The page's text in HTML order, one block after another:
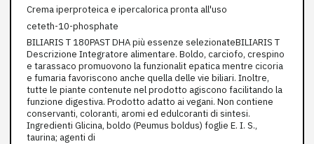
Crema iperproteica e ipercalorica pronta all'uso
ceteth-10-phosphate
BILIARIS T 180PAST DHA più essenze selezionateBILIARIS T
Descrizione Integratore alimentare. Boldo, carciofo, crespino
e tarassaco promuovono la funzionalit epatica mentre cicoria
e fumaria favoriscono anche quella delle vie biliari. Inoltre,
tutte le piante contenute nel prodotto agiscono facilitando la
funzione digestiva. Prodotto adatto ai vegani. Non contiene
conservanti, coloranti, aromi ed edulcoranti di sintesi.
Ingredienti Glicina, boldo (Peumus boldus) foglie E. I. S.,
taurina; agenti di